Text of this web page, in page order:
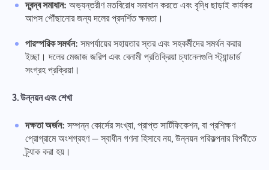
দ্বন্দ্ব সমাধান: অভ্যন্তরীণ মতবিরোধ সমাধান করতে এবং বৃদ্ধি ছাড়াই কার্যকর
আপস পৌঁছানোর জন্য দলের প্রদর্শিত ক্ষমতা।
পারস্পরিক সমর্থন: সমপর্যায়ের সহায়তার স্তর এবং সহকর্মীদের সমর্থন করার
ইচ্ছা। দলের মেজাজ জরিপ এবং বেনামী প্রতিক্রিয়া চ্যানেলগুলি স্ট্যান্ডার্ড
সংগ্রহ প্রক্রিয়া।
3. উন্নয়ন এবং শেখা
দক্ষতা অর্জন: সম্পন্ন কোর্সের সংখ্যা, প্রাপ্ত সার্টিফিকেশন, বা প্রশিক্ষণ
প্রোগ্রামে অংশগ্রহণ — স্বাধীন গণনা হিসাবে নয়, উন্নয়ন পরিকল্পনার বিপরীতে
ট্র্যাক করা হয়।